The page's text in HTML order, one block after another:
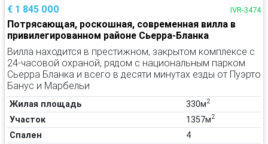
€ 1 845 000 IVR-3474
Потрясающая, роскошная, современная вилла в
привилегированном районе Сьерра-Бланка
Вилла находится в престижном, закрытом комплексе с
24-часовой охраной, рядом с национальным парком
Сьерра Бланка и всего в десяти минутах езды от Пуэрто
Банус и Марбельи
Жилая площадь 330м2
Участок 1357м2
Спален
4